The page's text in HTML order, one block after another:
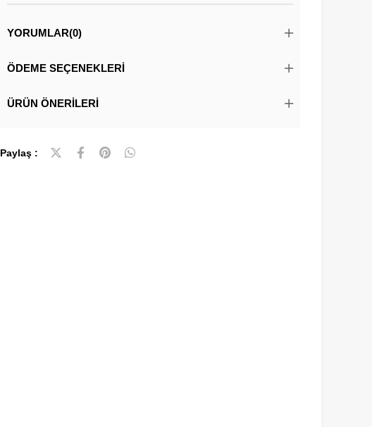
YORUMLAR(0)
ÖDEME SEÇENEKLERI
ÜRÜN ÖNERILERI
Paylaş :